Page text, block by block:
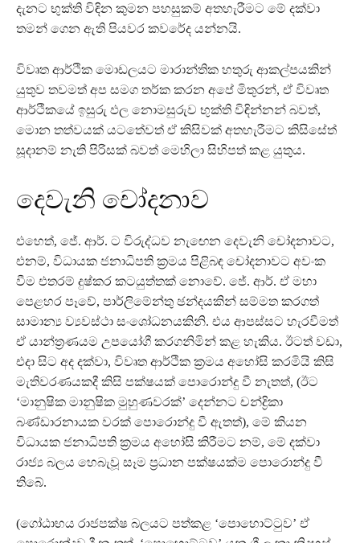
දැනට භුක්ති විඳින කුමන පහසුකම් අතහැරීමට මේ දක්වා
තමන් ගෙන ඇති පියවර කවරේද යන්නයි.
විවෘත ආර්ථික මොඩලයට මාරාන්තික හතුරු ආකල්පයකින්
යුතුව තවමත් අප සමග තර්ක කරන අපේ මිතුරන්, ඒ විවෘත
ආර්ථිකයේ ඉසුරු ඵල නොමසුරුව භුක්ති විඳින්නන් බවත්,
මොන තත්වයක් යටතේවත් ඒ කිසිවක් අතහැරීමට කිසිසේත්
සූදානම් නැති පිරිසක් බවත් මෙහිලා සිහිපත් කළ යුතුය.
දෙවැනි චෝදනාව
එහෙත්, ජේ. ආර්. ට විරුද්ධව නැඟෙන දෙවැනි චෝදනාවට,
එනම්, විධායක ජනාධිපති ක්‍රමය පිළිබඳ චෝදනාවට අවංක
වීම එතරම් දුෂ්කර කටයුත්තක් නොවේ. ජේ. ආර්. ඒ මහා
පෙළහර පෑවේ, පාර්ලිමේන්තු ඡන්දයකින් සම්මත කරගත්
සාමාන්‍ය ව්‍යවස්ථා සංශෝධනයකිනි. එය ආපස්සට හැරවීමත්
ඒ යාන්ත්‍රණයම උපයෝගී කරගනිමින් කළ හැකිය. ඊටත් වඩා,
එදා සිට අද දක්වා, විවෘත ආර්ථික ක්‍රමය අහෝසි කරමියි කිසි
මැතිවරණයකදී කිසි පක්ෂයක් පොරොන්දු වී නැතත්, (ඊට
‘මානුෂික මානුෂික මුහුණවරක්’ දෙන්නට චන්ද්‍රිකා
බණ්ඩාරනායක වරක් පොරොන්දු වී ඇතත්), මේ කියන
විධායක ජනාධිපති ක්‍රමය අහෝසි කිරීමට නම්, මේ දක්වා
රාජ්‍ය බලය හෙබැවූ සෑම ප්‍රධාන පක්ෂයක්ම පොරොන්දු වී
තිබේ.
(ගෝඨාභය රාජපක්ෂ බලයට පත්කළ ‘පොහොට්ටුව’ ඒ